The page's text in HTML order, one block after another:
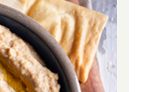
ist ein